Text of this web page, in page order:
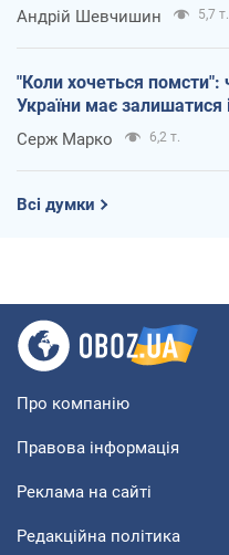
Андрій Шевчишин 5,7 т.
"Коли хочеться помсти":
України має
Серж Марко 6,2 т.
Всі думки
Про компанію
Правова інформація
Реклама на сайті
Редакційна політика